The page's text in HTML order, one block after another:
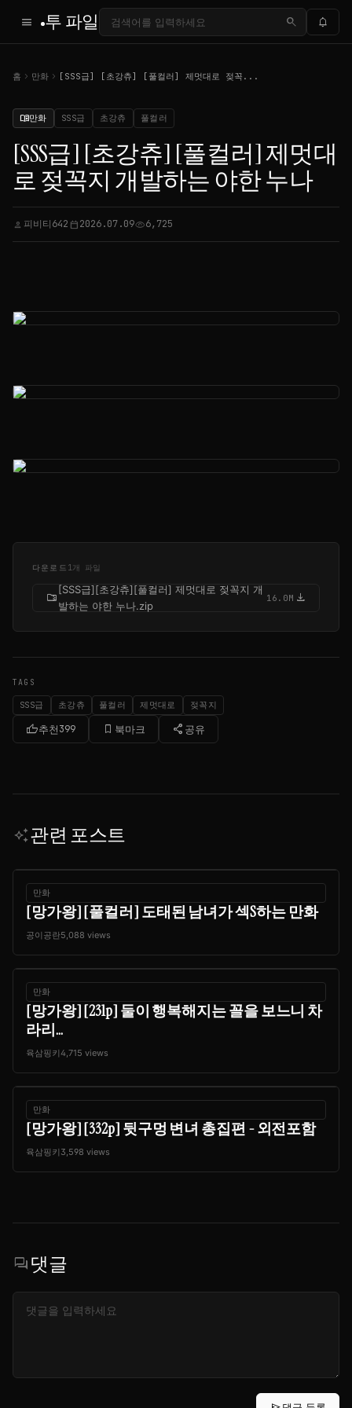
menu 투 파일 search notifications
홈 chevron_right 만화 chevron_right [SSS급] [초강츄] [풀컬러] 제멋대로 젖꼭...
menu_book만화 SSS급 초강츄 풀컬러
[SSS급] [초강츄] [풀컬러] 제멋대
로 젖꼭지 개발하는 야한 누나
person 피비티642 calendar_today2026.07.09visibility6,725
다운로드 1개 파일
folder_zip
[SSS급][초강츄][풀컬러] 제멋대로 젖꼭지 개
발하는 야한 누나.zip
16.0M download
TAGS
SSS급 초강츄 풀컬러 제멋대로 젖꼭지
thumb_up추천399 bookmark_border 북마크 share 공유
auto_awesome관련 포스트
만화
[망가왕] [풀컬러] 도태된 남녀가 섹S하는 만화
공이공란5,088 views
만화
[망가왕] [231p] 둘이 행복해지는 꼴을 보느니 차
라리...
육삼핑키4,715 views
만화
[망가왕] [332p] 뒷구멍 변녀 총집편 - 외전포함
육삼핑키 3,598 views
forum댓글